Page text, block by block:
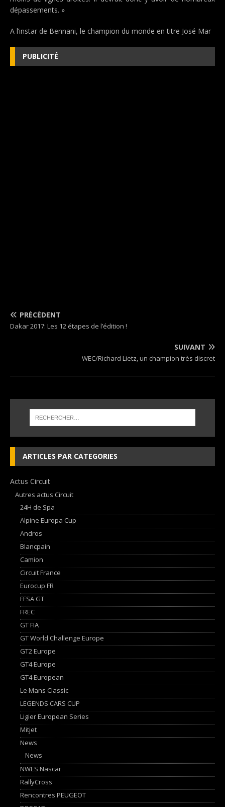
dépassements. »
A l’instar de Bennani, le champion du monde en titre José Mar
PUBLICITÉ
PRÉCÉDENT
Dakar 2017: Les 12 étapes de l’édition !
SUIVANT
WEC/Richard Lietz, un champion très discret
ARTICLES PAR CATEGORIES
Actus Circuit
Autres actus Circuit
24H de Spa
Alpine Europa Cup
Andros
Blancpain
Camion
Circuit France
Eurocup FR
FFSA GT
FREC
GT FIA
GT World Challenge Europe
GT2 Europe
GT4 Europe
GT4 European
Le Mans Classic
LEGENDS CARS CUP
Ligier European Series
Mitjet
News
News
NWES Nascar
RallyCross
Rencontres PEUGEOT